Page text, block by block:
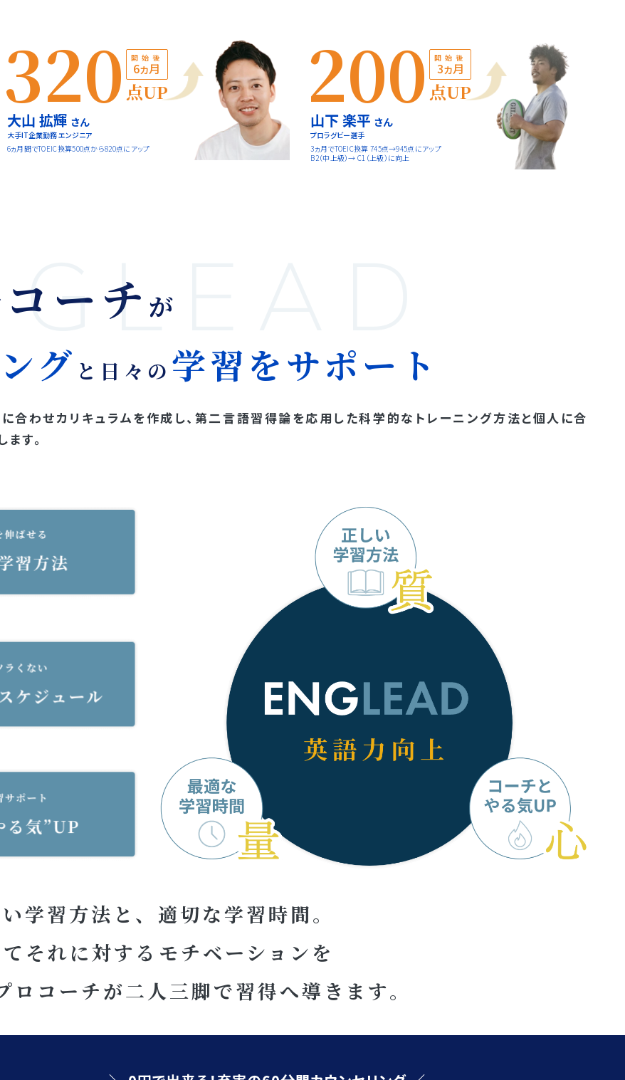
320 開始後
6ヵ月
点UP
大山 拡輝 さん
大手IT企業勤務 エンジニア
6ヵ月間でTOEIC換算500点から820点にアップ
200 開始後
3ヵ月
点UP
山下 楽平 さん
プロラグビー選手
3ヵ月でTOEIC換算 745点→945点にアップ
B2（中上級）→ C1（上級）に向上
ーチ が
グ と 日々の 学習をサポート
合わせカリキュラムを作成し、第二言語習得論を応用した科学的なトレーニング方法と個人に合
す。
学習方法と、適切な学習時間。
それに対するモチベーションを
ロコーチが二人三脚で習得へ導きます。